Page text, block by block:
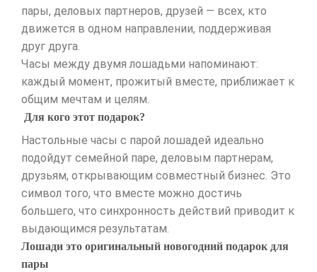
пары, деловых партнеров, друзей — всех, кто
движется в одном направлении, поддерживая
друг друга.
Часы между двумя лошадьми напоминают:
каждый момент, прожитый вместе, приближает к
общим мечтам и целям.
Для кого этот подарок?
Настольные часы с парой лошадей идеально
подойдут семейной паре, деловым партнерам,
друзьям, открывающим совместный бизнес. Это
символ того, что вместе можно достичь
большего, что синхронность действий приводит к
выдающимся результатам.
Лошади это оригинальный новогодний подарок для
пары